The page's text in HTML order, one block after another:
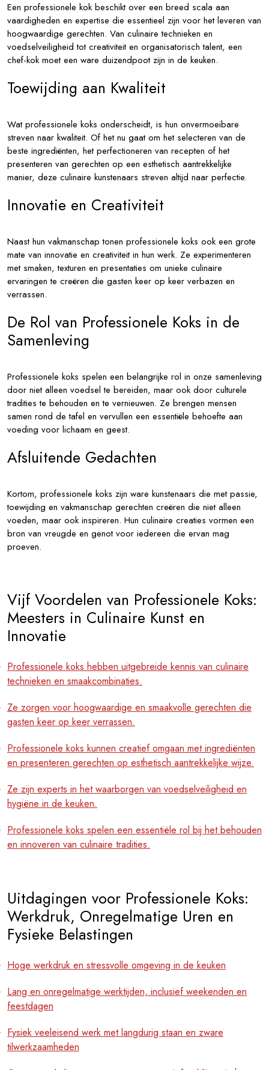
Een professionele kok beschikt over een breed scala aan
vaardigheden en expertise die essentieel zijn voor het leveren van
hoogwaardige gerechten. Van culinaire technieken en
voedselveiligheid tot creativiteit en organisatorisch talent, een
chef-kok moet een ware duizendpoot zijn in de keuken.
Toewijding aan Kwaliteit
Wat professionele koks onderscheidt, is hun onvermoeibare
streven naar kwaliteit. Of het nu gaat om het selecteren van de
beste ingrediënten, het perfectioneren van recepten of het
presenteren van gerechten op een esthetisch aantrekkelijke
manier, deze culinaire kunstenaars streven altijd naar perfectie.
Innovatie en Creativiteit
Naast hun vakmanschap tonen professionele koks ook een grote
mate van innovatie en creativiteit in hun werk. Ze experimenteren
met smaken, texturen en presentaties om unieke culinaire
ervaringen te creëren die gasten keer op keer verbazen en
verrassen.
De Rol van Professionele Koks in de
Samenleving
Professionele koks spelen een belangrijke rol in onze samenleving
door niet alleen voedsel te bereiden, maar ook door culturele
tradities te behouden en te vernieuwen. Ze brengen mensen
samen rond de tafel en vervullen een essentiële behoefte aan
voeding voor lichaam en geest.
Afsluitende Gedachten
Kortom, professionele koks zijn ware kunstenaars die met passie,
toewijding en vakmanschap gerechten creëren die niet alleen
voeden, maar ook inspireren. Hun culinaire creaties vormen een
bron van vreugde en genot voor iedereen die ervan mag
proeven.
Vijf Voordelen van Professionele Koks:
Meesters in Culinaire Kunst en
Innovatie
Professionele koks hebben uitgebreide kennis van culinaire
technieken en smaakcombinaties.
Ze zorgen voor hoogwaardige en smaakvolle gerechten die
gasten keer op keer verrassen.
Professionele koks kunnen creatief omgaan met ingrediënten
en presenteren gerechten op esthetisch aantrekkelijke wijze.
Ze zijn experts in het waarborgen van voedselveiligheid en
hygiëne in de keuken.
Professionele koks spelen een essentiële rol bij het behouden
en innoveren van culinaire tradities.
Uitdagingen voor Professionele Koks:
Werkdruk, Onregelmatige Uren en
Fysieke Belastingen
Hoge werkdruk en stressvolle omgeving in de keuken
Lang en onregelmatige werktijden, inclusief weekenden en
feestdagen
Fysiek veeleisend werk met langdurig staan en zware
tilwerkzaamheden